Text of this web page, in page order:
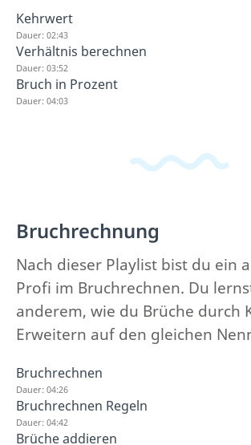
Kehrwert
Dauer: 02:43
Verhältnis berechnen
Dauer: 03:52
Bruch in Prozent
Dauer: 04:03
Bruchrechnung
Nach dieser Playlist bist du ein
Profi im Bruchrechnen. Du
anderem, wie du Brüche durch
Erweitern auf den gleichen
Bruchrechnen
Dauer: 04:26
Bruchrechnen Regeln
Dauer: 04:42
Brüche addieren